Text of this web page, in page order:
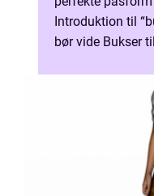
Introduktion til
bør vide Bukser